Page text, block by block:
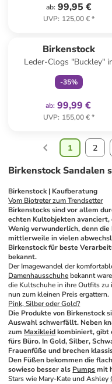
ab: 99,95 €
UVP: 125,00 €*
Birkenstock
Leder-Clogs "Buckley"
Beige
-35%
ab: 99,99 €
UVP: 155,00 €*
1 2
Birkenstock Sandalen
Birkenstock | Kaufberatung
Vom Biotreter zum Trendsetter
Birkenstocks sind vor allem
echten Kultobjekten avanciert,
Wenig verwunderlich, denn
mittlerweile in vielen
Birkenstock für beste
bekannt.
Damenhausschuhe bekannt
die Kultschuhe in ihre Outfits zu
nun zum kleinen Preis ergattern.
Pink, Silber oder Gold?
Die Produkte von Birkenstock
Auswahl schwerfällt. Neben
zum Maxikleid kombiniert, gibt
fürs Büro. In Gold, Silber,
Frauenfüße und brechen
Den Füßen bekommen die
sowieso besser als Pumps mit
Stars wie Mary-Kate und Ashley